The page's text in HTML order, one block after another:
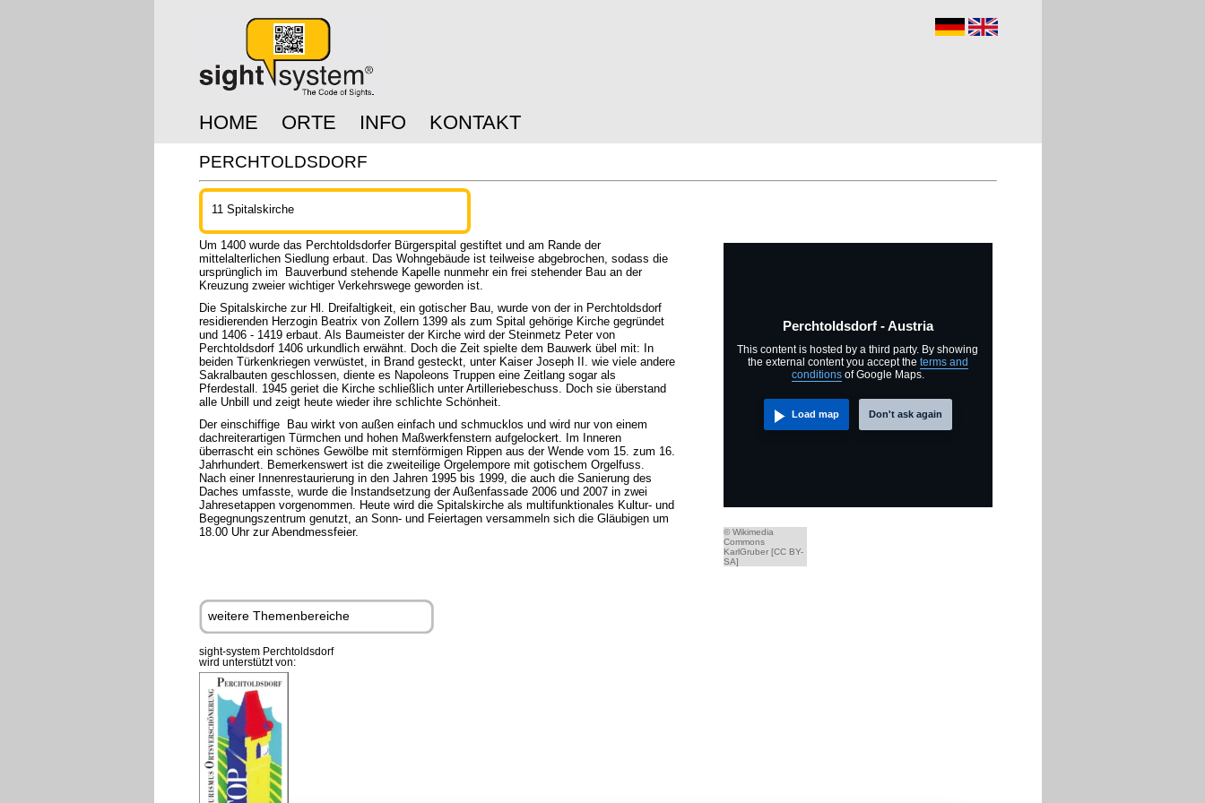
HOME ORTE INFO KONTAKT
PERCHTOLDSDORF
11 Spitalskirche
Um 1400 wurde das Perchtoldsdorfer Bürgerspital gestiftet und am Rande der
mittelalterlichen Siedlung erbaut. Das Wohngebäude ist teilweise abgebrochen, sodass die
ursprünglich im Bauverbund stehende Kapelle nunmehr ein frei stehender Bau an der
Kreuzung zweier wichtiger Verkehrswege geworden ist.
Die Spitalskirche zur Hl. Dreifaltigkeit, ein gotischer Bau, wurde von der in Perchtoldsdorf
residierenden Herzogin Beatrix von Zollern 1399 als zum Spital gehörige Kirche gegründet
und 1406 - 1419 erbaut. Als Baumeister der Kirche wird der Steinmetz Peter von
Perchtoldsdorf 1406 urkundlich erwähnt. Doch die Zeit spielte dem Bauwerk übel mit: In
beiden Türkenkriegen verwüstet, in Brand gesteckt, unter Kaiser Joseph II. wie viele andere
Sakralbauten geschlossen, diente es Napoleons Truppen eine Zeitlang sogar als
Pferdestall. 1945 geriet die Kirche schließlich unter Artilleriebeschuss. Doch sie überstand
alle Unbill und zeigt heute wieder ihre schlichte Schönheit.
Der einschiffige Bau wirkt von außen einfach und schmucklos und wird nur von einem
dachreiterartigen Türmchen und hohen Maßwerkfenstern aufgelockert. Im Inneren
überrascht ein schönes Gewölbe mit sternförmigen Rippen aus der Wende vom 15. zum 16.
Jahrhundert. Bemerkenswert ist die zweiteilige Orgelempore mit gotischem Orgelfuss.
Nach einer Innenrestaurierung in den Jahren 1995 bis 1999, die auch die Sanierung des
Daches umfasste, wurde die Instandsetzung der Außenfassade 2006 und 2007 in zwei
Jahresetappen vorgenommen. Heute wird die Spitalskirche als multifunktionales Kultur- und
Begegnungszentrum genutzt, an Sonn- und Feiertagen versammeln sich die Gläubigen um
18.00 Uhr zur Abendmessfeier.
Perchtoldsdorf - Austria
This content is hosted by a third party. By showing
the external content you accept the terms and
conditionsof Google Maps.
Load map Don't ask again
© Wikimedia
Commons
KarlGruber [CC BY-
SA]
weitere Themenbereiche
sight-system Perchtoldsdorf
wird unterstützt von: